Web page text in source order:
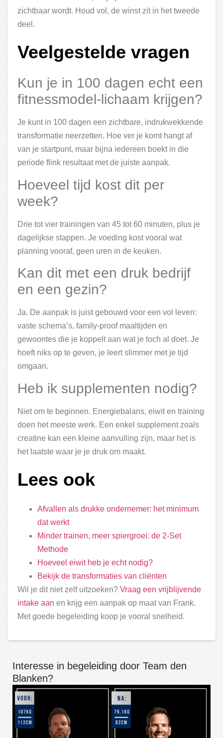
zichtbaar wordt. Houd vol, de winst zit in het tweede
deel.
Veelgestelde vragen
Kun je in 100 dagen echt een
fitnessmodel-lichaam krijgen?
Je kunt in 100 dagen een zichtbare, indrukwekkende
transformatie neerzetten. Hoe ver je komt hangt af
van je startpunt, maar bijna iedereen boekt in die
periode flink resultaat met de juiste aanpak.
Hoeveel tijd kost dit per
week?
Drie tot vier trainingen van 45 tot 60 minuten, plus je
dagelijkse stappen. Je voeding kost vooral wat
planning vooraf, geen uren in de keuken.
Kan dit met een druk bedrijf
en een gezin?
Ja. De aanpak is juist gebouwd voor een vol leven:
vaste schema’s, family-proof maaltijden en
gewoontes die je koppelt aan wat je toch al doet. Je
hoeft niks op te geven, je leert slimmer met je tijd
omgaan.
Heb ik supplementen nodig?
Niet om te beginnen. Energiebalans, eiwit en training
doen het meeste werk. Een enkel supplement zoals
creatine kan een kleine aanvulling zijn, maar het is
het laatste waar je je druk om maakt.
Lees ook
Afvallen als drukke ondernemer: het minimum
dat werkt
Minder trainen, meer spiergroei: de 2-Set
Methode
Hoeveel eiwit heb je echt nodig?
Bekijk de transformaties van cliënten
Wil je dit niet zelf uitzoeken? Vraag een vrijblijvende
intake aan en krijg een aanpak op maat van Frank.
Met goede begeleiding koop je vooral snelheid.
Interesse in begeleiding door Team den
Blanken?